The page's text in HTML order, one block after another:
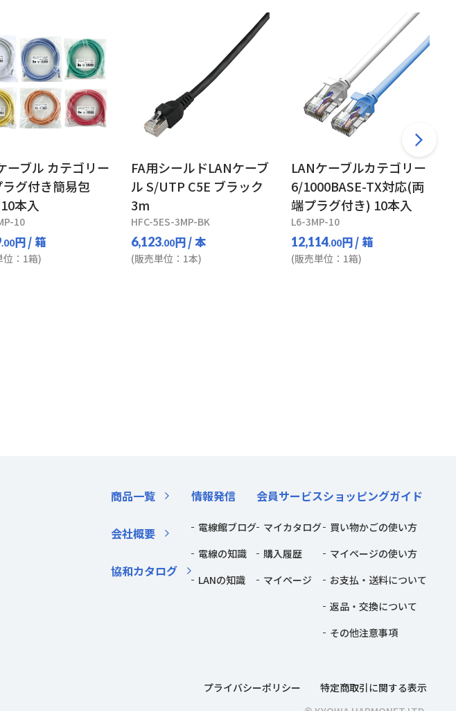
ーブル カテゴリー
グ付き簡易包
本入
10
.00円/ 箱
位：1箱)
FA用シールドLANケーブ
ル S/UTP C5E ブラック
3m
HFC-5ES-3MP-BK
6,123.00円/ 本
(販売単位：1本)
LANケーブルカテゴリー
6/1000BASE-TX対応(両
端プラグ付き) 10本入
L6-3MP-10
12,114.00円/ 箱
(販売単位：1箱)
商品一覧
会社概要
協和カタログ
情報発信
電線館ブログ
電線の知識
LANの知識
会員サービス
マイカタログ
購入履歴
マイページ
ショッピングガイド
買い物かごの使い方
マイページの使い方
お支払・送料について
返品・交換について
その他注意事項
プライバシーポリシー
特定商取引に関する表示